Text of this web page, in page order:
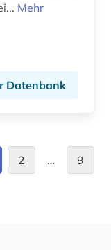
Mehr
Datenbank
2 … 9